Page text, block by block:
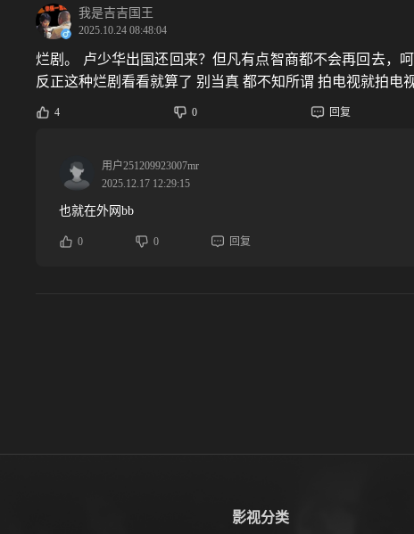
我是吉吉国王
2025.10.24 08:48:04
烂剧。 卢少华出国还回来？但凡有点智商都不会再回去，
反正这种烂剧看看就算了 别当真 都不知所谓 拍电视就拍
4 0 回复
用户251209923007mr
2025.12.17 12:29:15
也就在外网bb
0 0 回复
影视分类